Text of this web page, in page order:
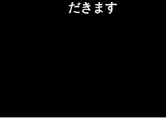
だきます